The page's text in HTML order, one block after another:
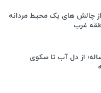
چالش های یک محیط مردانه
غرب
موفقیت یاسمین ۱۳ساله؛ از دل آب تا سکوی